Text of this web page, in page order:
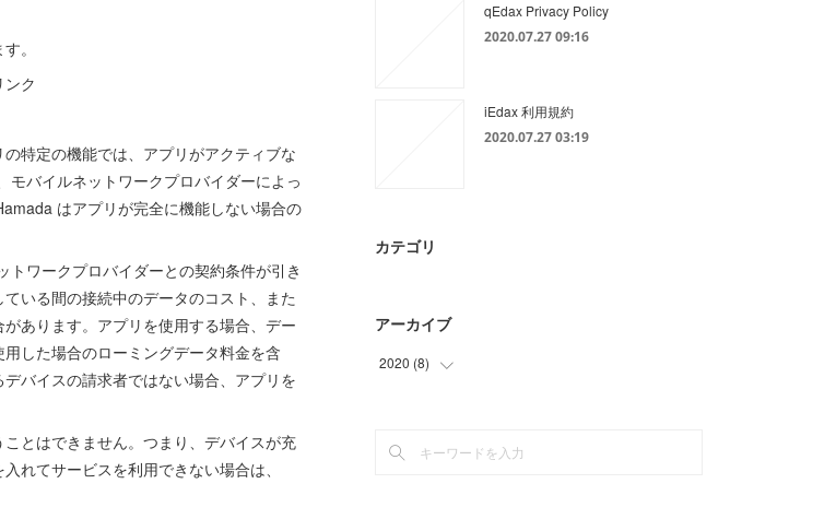
。
ク
特定の機能では、アプリがアクティブな
バイルネットワークプロバイダーによっ
はアプリが完全に機能しない場合の
ワークプロバイダーとの契約条件が引き
いる間の接続中のデータのコスト、また
あります。アプリを使用する場合、デー
した場合のローミングデータ料金を含
バイスの請求者ではない場合、アプリを
とはできません。つまり、デバイスが充
れてサービスを利用できない場合は、
qEdax Privacy Policy
2020.07.27 09:16
iEdax 利用規約
2020.07.27 03:19
カテゴリ
アーカイブ
2020 (8)